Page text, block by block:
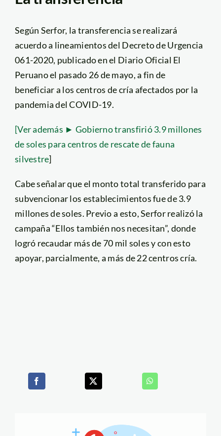
Según Serfor, la transferencia se realizará
acuerdo a lineamientos del Decreto de Urgencia
061-2020, publicado en el Diario Oficial El
Peruano el pasado 26 de mayo, a fin de
beneficiar a los centros de cría afectados por la
pandemia del COVID-19.
[Ver además ► Gobierno transfirió 3.9 millones
de soles para centros de rescate de fauna
silvestre]
Cabe señalar que el monto total transferido para
subvencionar los establecimientos fue de 3.9
millones de soles. Previo a esto, Serfor realizó la
campaña “Ellos también nos necesitan”, donde
logró recaudar más de 70 mil soles y con esto
apoyar, parcialmente, a más de 22 centros cría.